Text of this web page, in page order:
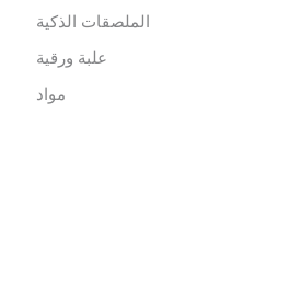
الملصقات الذكية
علبة ورقية
مواد